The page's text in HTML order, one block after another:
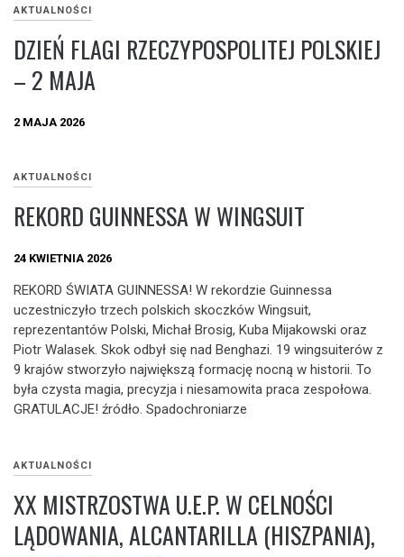
AKTUALNOŚCI
DZIEŃ FLAGI RZECZYPOSPOLITEJ POLSKIEJ
– 2 MAJA
2 MAJA 2026
AKTUALNOŚCI
REKORD GUINNESSA W WINGSUIT
24 KWIETNIA 2026
REKORD ŚWIATA GUINNESSA! W rekordzie Guinnessa
uczestniczyło trzech polskich skoczków Wingsuit,
reprezentantów Polski, Michał Brosig, Kuba Mijakowski oraz
Piotr Walasek. Skok odbył się nad Benghazi. 19 wingsuiterów z
9 krajów stworzyło największą formację nocną w historii. To
była czysta magia, precyzja i niesamowita praca zespołowa.
GRATULACJE! źródło. Spadochroniarze
AKTUALNOŚCI
XX MISTRZOSTWA U.E.P. W CELNOŚCI
LĄDOWANIA, ALCANTARILLA (HISZPANIA),